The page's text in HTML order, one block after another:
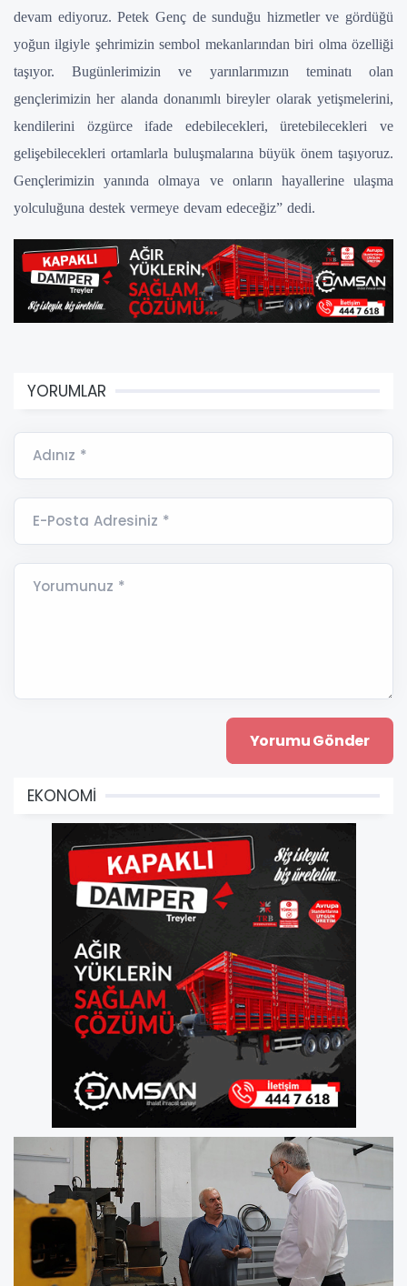
devam ediyoruz. Petek Genç de sunduğu hizmetler ve gördüğü
yoğun ilgiyle şehrimizin sembol mekanlarından biri olma özelliği
taşıyor. Bugünlerimizin ve yarınlarımızın teminatı olan
gençlerimizin her alanda donanımlı bireyler olarak yetişmelerini,
kendilerini özgürce ifade edebilecekleri, üretebilecekleri ve
gelişebilecekleri ortamlarla buluşmalarına büyük önem taşıyoruz.
Gençlerimizin yanında olmaya ve onların hayallerine ulaşma
yolculuğuna destek vermeye devam edeceğiz” dedi.
YORUMLAR
Adınız *
E-Posta Adresiniz *
Yorumunuz *
EKONOMİ